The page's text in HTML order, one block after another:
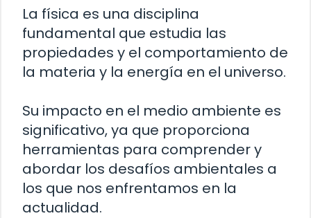
La física es una disciplina
fundamental que estudia las
propiedades y el comportamiento de
la materia y la energía en el universo.
Su impacto en el medio ambiente es
significativo, ya que proporciona
herramientas para comprender y
abordar los desafíos ambientales a
los que nos enfrentamos en la
actualidad.